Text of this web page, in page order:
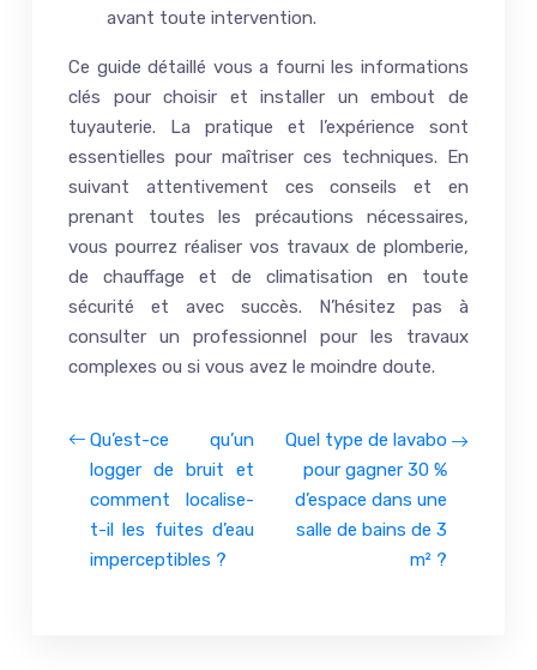
avant toute intervention.
Ce guide détaillé vous a fourni les informations
clés pour choisir et installer un embout de
tuyauterie. La pratique et l’expérience sont
essentielles pour maîtriser ces techniques. En
suivant attentivement ces conseils et en
prenant toutes les précautions nécessaires,
vous pourrez réaliser vos travaux de plomberie,
de chauffage et de climatisation en toute
sécurité et avec succès. N’hésitez pas à
consulter un professionnel pour les travaux
complexes ou si vous avez le moindre doute.
Qu’est-ce qu’un
logger de bruit et
comment localise-
t-il les fuites d’eau
imperceptibles ?
Quel type de lavabo
pour gagner 30 %
d’espace dans une
salle de bains de 3
m² ?